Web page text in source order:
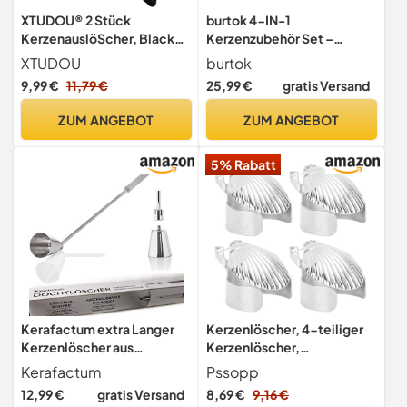
XTUDOU® 2 Stück
KerzenauslöScher, Black
Kerzenlöscher
Dochtlöscher mit Griff,
Kerzen Ausmachen für Die
XTUDOU
9,99 € 11,79 €
ZUM ANGEBOT
burtok 4-IN-1
Kerzenzubehör Set –
Elegantes Edelstahl-
Kerzenpflegewerkzeug mit
Kerzenlöscher,
und Kerzenuntersetzer,
burtok
25,99 € gratis Versand
ZUM ANGEBOT
Kerafactum extra Langer
Kerzenlöscher aus
Edelstahl mit Knick Gelenk
für Kerzen abschraubbar
Docht Löscher
Kerafactum
12,99 € gratis Versand
5% Rabatt
Kerzenlöscher, 4-teiliger
Kerzenlöscher,
Automatisch für
Schlafzimmer (Silber)
Pssopp
8,69 € 9,16 €